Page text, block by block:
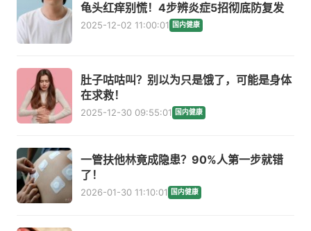
龟头红痒别慌！4步辨炎症5招彻底防复发
2025-12-02 11:00:01 国内健康
肚子咕咕叫？别以为只是饿了，可能是身体
在求救！
2025-12-30 09:55:01 国内健康
一管扶他林竟成隐患？90%人第一步就错
了！
2026-01-30 11:10:01 国内健康